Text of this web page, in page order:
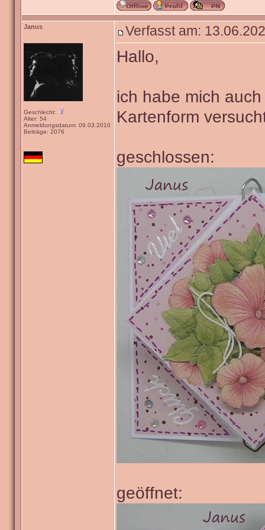
Janus
Geschlecht:
Alter: 54
Anmeldungsdatum: 09.03.2010
Beiträge: 2076
Verfasst am:
Hallo,
ich habe mich
Kartenform
geschlossen:
geöffnet: